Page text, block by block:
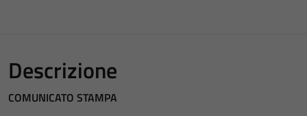
Descrizione
COMUNICATO STAMPA